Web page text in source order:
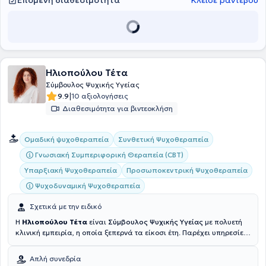
Ανάπτυξη Ατόμων - Ομάδων στη σύγχρονη κοινωνία. Έχει
αναπτύξει δίκτυο συνεργατών για τις περιπτώσεις εκείνες που
Ηλιοπούλου Τέτα
Σύμβουλος Ψυχικής Υγείας
9.9|10 αξιολογήσεις
Διαθεσιμότητα για βιντεοκλήση
Ομαδική ψυχοθεραπεία
Συνθετική Ψυχοθεραπεία
Γνωσιακή Συμπεριφορική Θεραπεία (CBT)
Υπαρξιακή Ψυχοθεραπεία
Προσωποκεντρική Ψυχοθεραπεία
Ψυχοδυναμική Ψυχοθεραπεία
Σχετικά με την ειδικό
Η Ηλιοπούλου Τέτα είναι Σύμβουλος Ψυχικής Υγείας με πολυετή
κλινική εμπειρία, η οποία ξεπερνά τα είκοσι έτη. Παρέχει υπηρεσίες
δια ζώσης και διαδικτυακά. Οι σπουδές της περιλαμβάνουν την
Απλή συνεδρία